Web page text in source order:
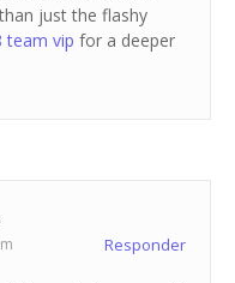
just the flashy
team vip for a deeper
Responder